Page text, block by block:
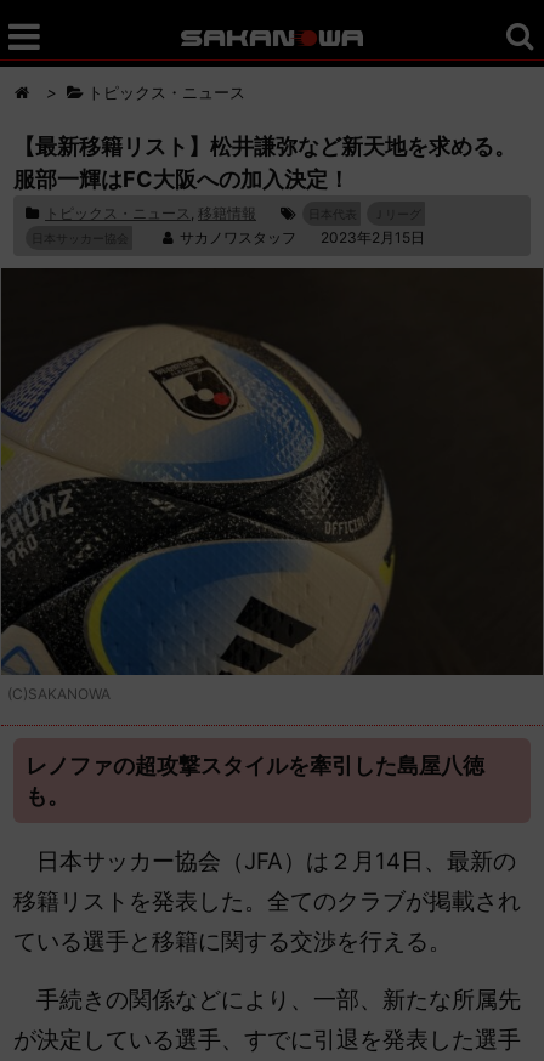
> トピックス・ニュース
【最新移籍リスト】松井謙弥など新天地を求める。
服部一輝はFC大阪への加入決定！
トピックス・ニュース , 移籍情報
サカノワスタッフ 2023年2月15日
(C)SAKANOWA
レノファの超攻撃スタイルを牽引した島屋八徳
も。
日本サッカー協会（JFA）は２ 月14日、最新の
移籍リストを発表した。全てのクラブが掲載され
ている選手と移籍に関する交渉を行える。
手続きの関係などにより、一部、新たな所属先
が決定している選手、すでに引退を発表した選手